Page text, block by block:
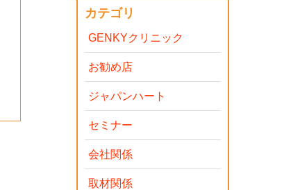
カテゴリ
GENKYクリニック
お勧め店
ジャパンハート
セミナー
会社関係
取材関係